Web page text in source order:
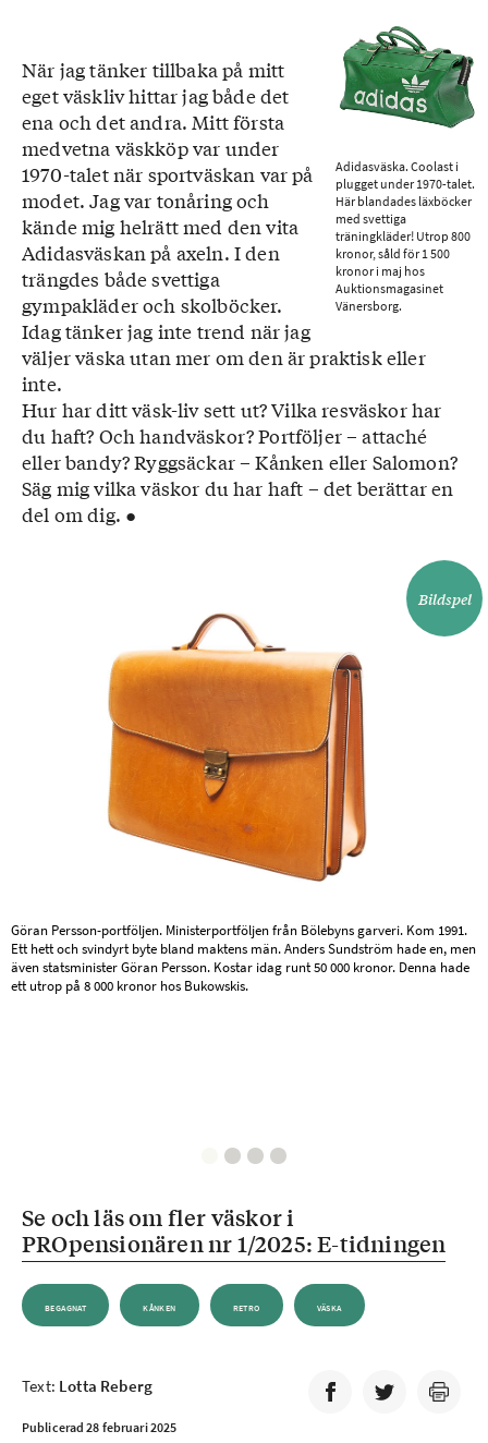
Adidasväska. Coolast i
plugget under 1970-talet.
Här blandades läxböcker
med svettiga
träningkläder! Utrop 800
kronor, såld för 1 500
kronor i maj hos
Auktionsmagasinet
Vänersborg.
När jag tänker tillbaka på mitt
eget väsk­liv hittar jag både det
ena och det andra. Mitt första
medvetna väskköp var under
1970-talet när sportväskan var på
modet. Jag var tonåring och
kände mig helrätt med den vita
Adidasväskan på axeln. I den
trängdes både svettiga
gympakläder och skolböcker.
Idag tänker jag inte trend när jag
väljer väska utan mer om den är praktisk eller
inte.
Hur har ditt väsk-liv sett ut? Vilka resväskor har
du haft? Och handväskor? Portföljer – attaché
eller bandy? Ryggsäckar – Kånken eller Salomon?
Säg mig vilka väskor du har haft – det berättar en
del om dig. ●
Bildspel
Göran Persson-portföljen. Ministerportföljen från Bölebyns garveri. Kom 1991.
Ett hett och svindyrt byte bland maktens män. Anders Sundström hade en, men
även statsminister Göran Persson. Kostar idag runt 50 000 kronor. Denna hade
ett utrop på 8 000 kronor hos Bukowskis.
Se och läs om fler väskor i
PROpensionären nr 1/2025: E-tidningen
BEGAGNAT KÅNKEN RETRO VÄSKA
Text: Lotta Reberg
Publicerad 28 februari 2025